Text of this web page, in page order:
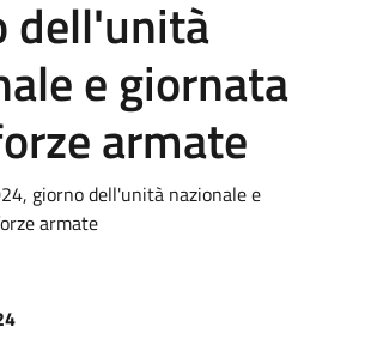
dell'unità
e giornata
armate
giorno dell'unità nazionale e
armate